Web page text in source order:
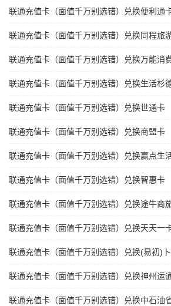
联通充值卡（面值千万别选错）兑换便利通
联通充值卡（面值千万别选错）兑换同程旅
联通充值卡（面值千万别选错）兑换万能消
联通充值卡（面值千万别选错）兑换生活杉
联通充值卡（面值千万别选错）兑换世通卡
联通充值卡（面值千万别选错）兑换商盟卡
联通充值卡（面值千万别选错）兑换赢点生
联通充值卡（面值千万别选错）兑换智惠卡
联通充值卡（面值千万别选错）兑换途牛商
联通充值卡（面值千万别选错）兑换天天一
联通充值卡（面值千万别选错）兑换(易初)
联通充值卡（面值千万别选错）兑换神州运
联通充值卡（面值千万别选错）兑换中石油